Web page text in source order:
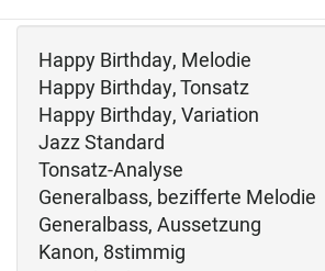
Happy Birthday, Melodie
Happy Birthday, Tonsatz
Happy Birthday, Variation
Jazz Standard
Tonsatz-Analyse
Generalbass, bezifferte Melodie
Generalbass, Aussetzung
Kanon, 8stimmig